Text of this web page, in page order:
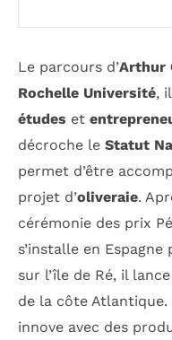
Le parcours d’Arthur
Rochelle Université,
études et
décroche le Statut
permet d’être
projet d’oliveraie.
cérémonie des prix
s’installe en
sur l’île de Ré, il lance
de la côte Atlantique.
innove avec des